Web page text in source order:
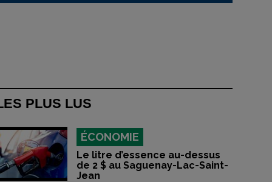
PLUS LUS
ÉCONOMIE
Le litre d’essence au-dessus
de 2 $ au Saguenay-Lac-Saint-
Jean